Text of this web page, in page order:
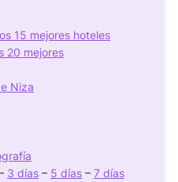
15 mejores hoteles
20 mejores
Niza
3 días – 5 días – 7 días